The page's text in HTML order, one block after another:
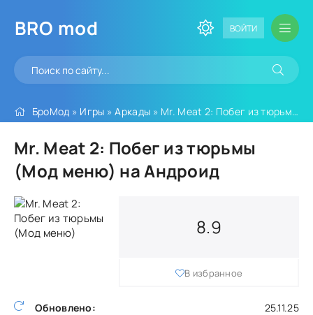
BRO mod ВОЙТИ
БроМод » Игры »Аркады » Mr. Meat 2: Побег из тюрьмы (Мод меню)
Mr. Meat 2: Побег из тюрьмы
(Мод меню) на Андроид
Обновлено:
25.11.25
8.9
В избранное